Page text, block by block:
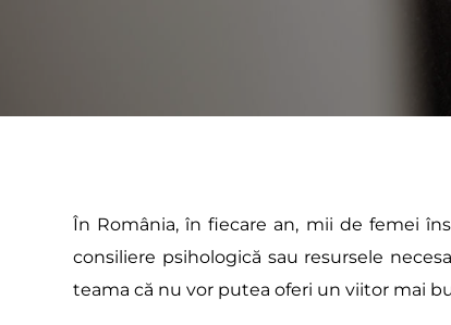
În România, în fiecare an, mii de femei
consiliere psihologică sau resursele
teama că nu vor putea oferi un viitor mai